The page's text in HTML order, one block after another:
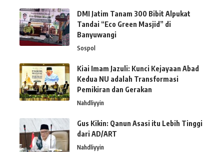
DMI Jatim Tanam 300 Bibit Alpukat
Tandai “Eco Green Masjid” di
Banyuwangi
Sospol
Kiai Imam Jazuli: Kunci Kejayaan Abad
Kedua NU adalah Transformasi
Pemikiran dan Gerakan
Nahdliyyin
Gus Kikin: Qanun Asasi itu Lebih Tinggi
dari AD/ART
Nahdliyyin